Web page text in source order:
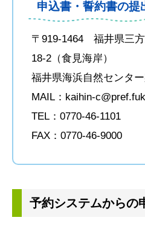
申込書・誓約書の提
〒919-1464 福井県三
18-2（食見海岸）
福井県海浜自然センタ
MAIL：kaihin-
TEL：0770-46-1101
FAX：0770-46-9000
予約システムからの